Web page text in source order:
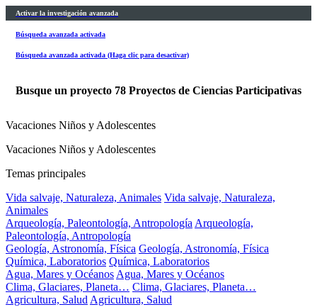
Activar la investigación avanzada
Búsqueda avanzada activada
Búsqueda avanzada activada (Haga clic para desactivar)
Busque un proyecto 78 Proyectos de Ciencias Participativas
Vacaciones Niños y Adolescentes
Vacaciones Niños y Adolescentes
Temas principales
Vida salvaje, Naturaleza, Animales Vida salvaje, Naturaleza,
Animales
Arqueología, Paleontología, AntropologíaArqueología,
Paleontología, Antropología
Geología, Astronomía, Física Geología, Astronomía, Física
Química, Laboratorios Química, Laboratorios
Agua, Mares y OcéanosAgua, Mares y Océanos
Clima, Glaciares, Planeta… Clima, Glaciares, Planeta…
Agricultura, SaludAgricultura, Salud